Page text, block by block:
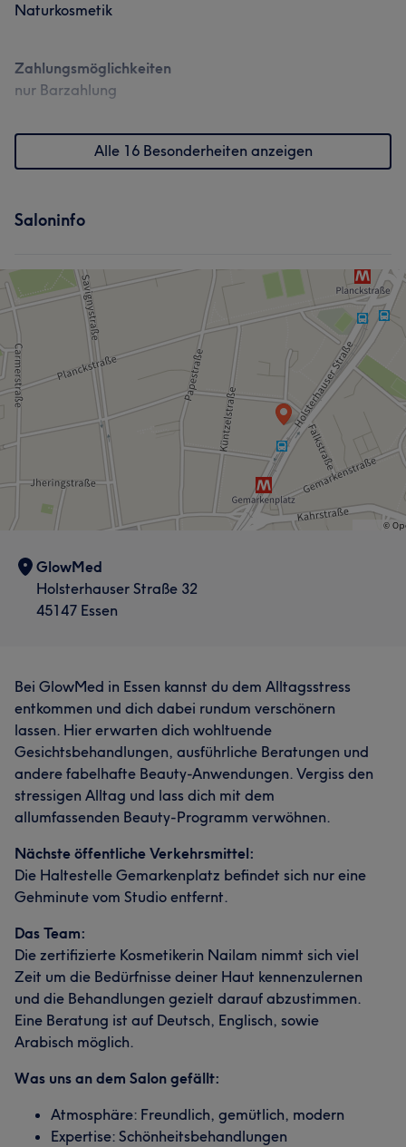
Naturkosmetik
Zahlungsmöglichkeiten
nur Barzahlung
Alle 16 Besonderheiten anzeigen
Saloninfo
GlowMed
Holsterhauser Straße 32
45147 Essen
Bei GlowMed in Essen kannst du dem Alltagsstress
entkommen und dich dabei rundum verschönern
lassen. Hier erwarten dich wohltuende
Gesichtsbehandlungen, ausführliche Beratungen und
andere fabelhafte Beauty-Anwendungen. Vergiss den
stressigen Alltag und lass dich mit dem
allumfassenden Beauty-Programm verwöhnen.
Nächste öffentliche Verkehrsmittel:
Die Haltestelle Gemarkenplatz befindet sich nur eine
Gehminute vom Studio entfernt.
Das Team:
Die zertifizierte Kosmetikerin Nailam nimmt sich viel
Zeit um die Bedürfnisse deiner Haut kennenzulernen
und die Behandlungen gezielt darauf abzustimmen.
Eine Beratung ist auf Deutsch, Englisch, sowie
Arabisch möglich.
Was uns an dem Salon gefällt:
Atmosphäre: Freundlich, gemütlich, modern
Expertise: Schönheitsbehandlungen